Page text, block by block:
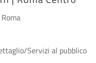
Roma
Servizi al pubblico